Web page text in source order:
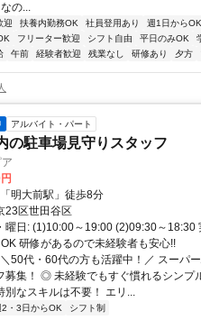
の...
迎 扶養内勤務OK 社員登用あり 週1日からOK
フリーター歓迎 シフト自由 平日のみOK
午前 経験者歓迎 残業なし 研修あり 夕方
アルバイト・パート
の駐車場見守りスタッフ
アクセス: 「明大前駅」徒歩8分
23区世田谷区
曜日: (1)10:00～19:00 (2)09:30～18:30
研修があるので未経験者も安心!!
50代・60代の方も活躍中！／ スーパ
募集！ ◎ 未経験でもすぐ慣れるシンプ
別なスキルは不要！ エリ...
2・3日からOK シフト制